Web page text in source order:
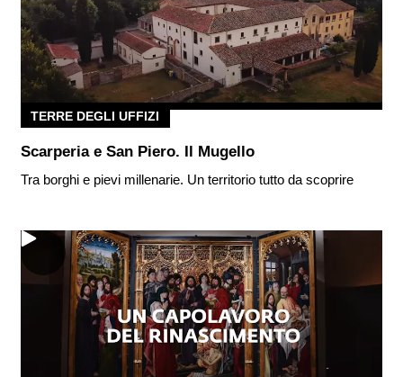
TERRE DEGLI UFFIZI
Scarperia e San Piero. Il Mugello
Tra borghi e pievi millenarie. Un territorio tutto da scoprire